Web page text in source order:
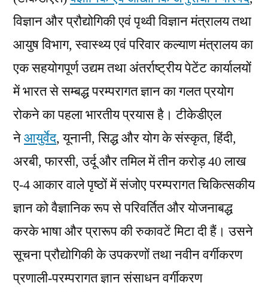
विज्ञान और प्रौद्योगिकी एवं पृथ्वी विज्ञान मंत्रालय तथा
आयुष विभाग, स्वास्थ्य एवं परिवार कल्याण मंत्रालय का
एक सहयोगपूर्ण उद्यम तथा अंतर्राष्ट्रीय पेटेंट कार्यालयों
में भारत से सम्बद्ध परम्परागत ज्ञान का गलत प्रयोग
रोकने का पहला भारतीय प्रयास है। टीकेडीएल
नेआयुर्वेद, यूनानी, सिद्ध और योग के संस्कृत, हिंदी,
अरबी, फारसी, उर्दू और तमिल में तीन करोड़ 40 लाख
ए-4 आकार वाले पृष्ठों में संजोए परम्परागत चिकित्सकीय
ज्ञान को वैज्ञानिक रूप से परिवर्तित और योजनाबद्ध
करके भाषा और प्रारूप की रुकावटें मिटा दी हैं। उसने
सूचना प्रौद्योगिकी के उपकरणों तथा नवीन वर्गीकरण
प्रणाली-परम्परागत ज्ञान संसाधन वर्गीकरण